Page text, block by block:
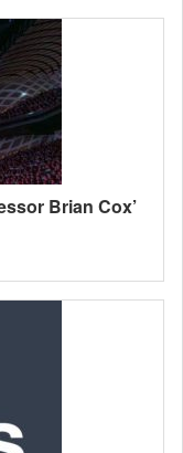
Brian Cox’